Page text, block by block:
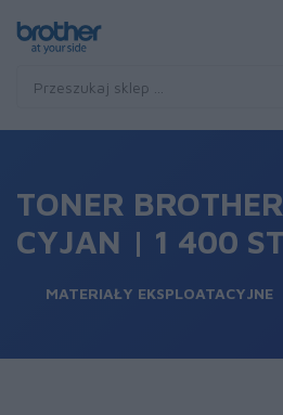
TONER
CYJAN | 1 400
MATERIAŁY EKSPLOATACYJNE